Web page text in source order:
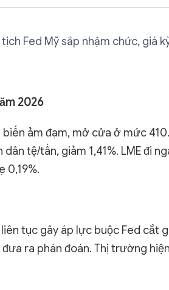
Fed Mỹ sắp nhậm chức, giá
2026
ảm đạm, mở cửa ở mức
tệ/tấn, giảm 1,41%. LME đi
0,19%.
tục gây áp lực buộc Fed cắt
ra phán đoán. Thị trường